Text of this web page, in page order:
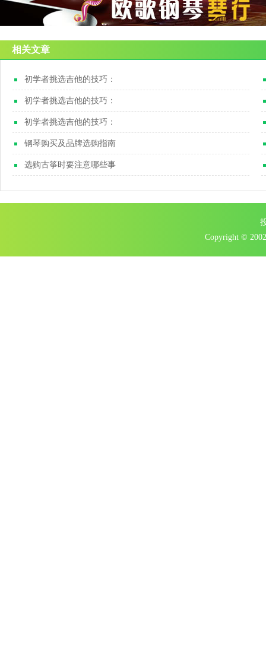
相关文章
初学者挑选吉他的技巧：
初学者挑选吉他的技巧：
初学者挑选吉他的技巧：
钢琴购买及品牌选购指南
选购古筝时要注意哪些事
Copyright ©